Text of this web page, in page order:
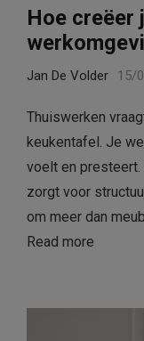
Hoe creëer
Jan De Volder 15/
Thuiswerken
keukentafel. Je
voelt en
zorgt voor
om meer dan
Read more